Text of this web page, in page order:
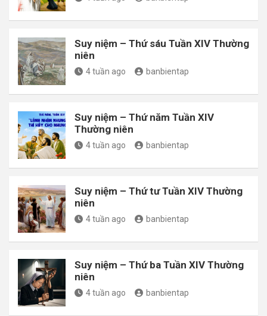
Suy niệm – Thứ sáu Tuần XIV Thường
niên
4 tuần ago banbientap
Suy niệm – Thứ năm Tuần XIV
Thường niên
4 tuần ago banbientap
Suy niệm – Thứ tư Tuần XIV Thường
niên
4 tuần ago banbientap
Suy niệm – Thứ ba Tuần XIV Thường
niên
4 tuần ago banbientap